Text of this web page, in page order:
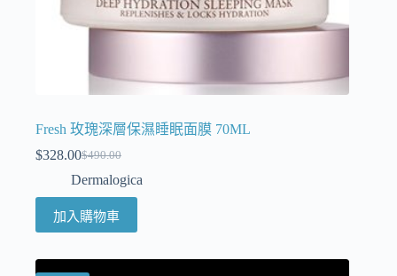
Fresh 玫瑰深層保濕睡眠面膜 70ML
$490.00
$328.00
Dermalogica
加入購物車